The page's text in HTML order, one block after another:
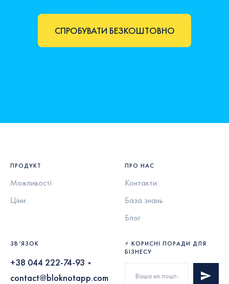
СПРОБУВАТИ БЕЗКОШТОВНО
ПРОДУКТ
Можливості
Ціни
ПРО НАС
Контакти
База знань
Блог
ЗВ’ЯЗОК
+38 044 222-74-93
contact@bloknotapp.com
⚡ КОРИСНІ ПОРАДИ ДЛЯ
БІЗНЕСУ